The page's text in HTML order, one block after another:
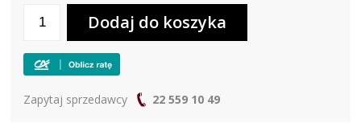
Zapytaj sprzedawcy 22 559 10 49